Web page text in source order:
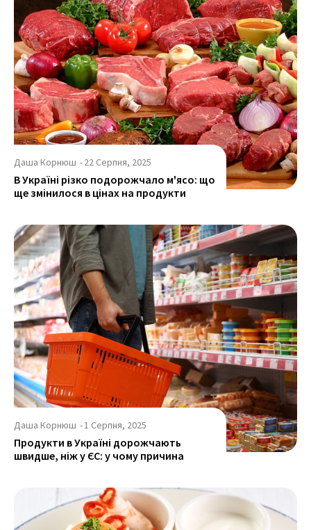
Даша Корнюш -22 Серпня, 2025
В Україні різко подорожчало м'ясо: що
ще змінилося в цінах на продукти
Даша Корнюш -1 Серпня, 2025
Продукти в Україні дорожчають
швидше, ніж у ЄС: у чому причина